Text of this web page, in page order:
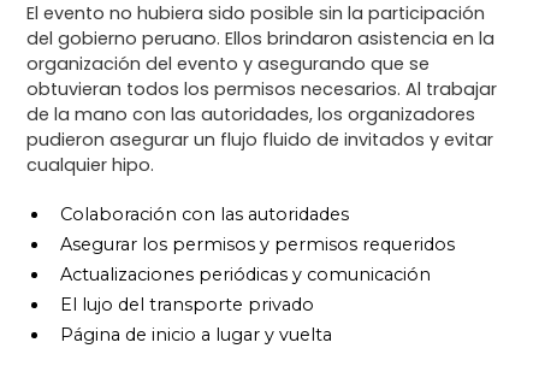
El evento no hubiera sido posible sin la participación
del gobierno peruano. Ellos brindaron asistencia en la
organización del evento y asegurando que se
obtuvieran todos los permisos necesarios. Al trabajar
de la mano con las autoridades, los organizadores
pudieron asegurar un flujo fluido de invitados y evitar
cualquier hipo.
Colaboración con las autoridades
Asegurar los permisos y permisos requeridos
Actualizaciones periódicas y comunicación
El lujo del transporte privado
Página de inicio a lugar y vuelta